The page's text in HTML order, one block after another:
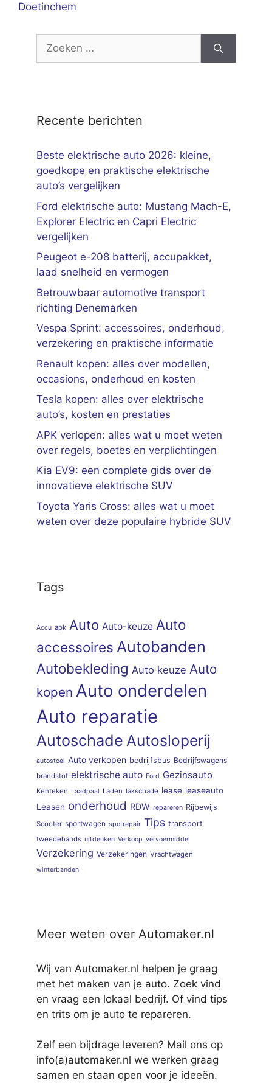
Doetinchem
Zoek
Recente berichten
Beste elektrische auto 2026: kleine,
goedkope en praktische elektrische
auto’s vergelijken
Ford elektrische auto: Mustang Mach-E,
Explorer Electric en Capri Electric
vergelijken
Peugeot e-208 batterij, accupakket,
laad snelheid en vermogen
Betrouwbaar automotive transport
richting Denemarken
Vespa Sprint: accessoires, onderhoud,
verzekering en praktische informatie
Renault kopen: alles over modellen,
occasions, onderhoud en kosten
Tesla kopen: alles over elektrische
auto’s, kosten en prestaties
APK verlopen: alles wat u moet weten
over regels, boetes en verplichtingen
Kia EV9: een complete gids over de
innovatieve elektrische SUV
Toyota Yaris Cross: alles wat u moet
weten over deze populaire hybride SUV
Tags
Accu apk Auto Auto-keuze Auto
accessoires Autobanden
Autobekleding Auto keuze Auto
kopen Auto onderdelen
Auto reparatie
Autoschade Autosloperij
autostoel Auto verkopen bedrijfsbus Bedrijfswagens
brandstof elektrische auto Ford Gezinsauto
Kenteken Laadpaal Laden lakschade lease leaseauto
Leasen onderhoud RDW repareren Rijbewijs
Scooter sportwagen spotrepair Tips transport
tweedehands uitdeuken Verkoop vervoermiddel
Verzekering Verzekeringen Vrachtwagen
winterbanden
Meer weten over Automaker.nl
Wij van Automaker.nl helpen je graag
met het maken van je auto. Zoek vind
en vraag een lokaal bedrijf. Of vind tips
en trits om je auto te repareren.
Zelf een bijdrage leveren? Mail ons op
info(a)automaker.nl we werken graag
samen en staan open voor je ideeën.